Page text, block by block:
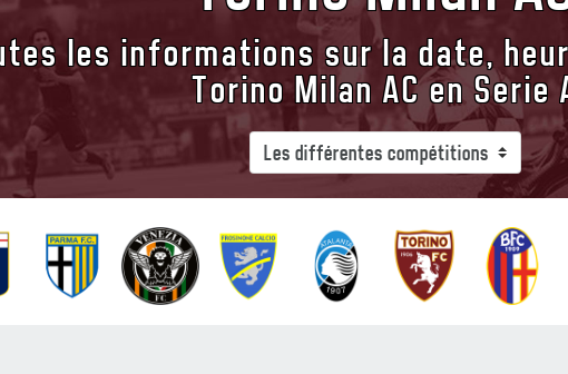
les informations sur la date,
Torino Milan AC en Serie